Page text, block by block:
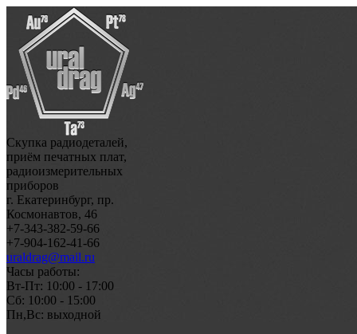
Скупка радиодеталей,
приём печатных плат,
радиоизмерительных
приборов
г. Екатеринбург, пр.
Космонавтов, 46
+7-343-382-59-66
+7-904-162-41-66
uraldrag@mail.ru
Часы работы:
Вт-Пт: 10:00 - 17:00
Сб: 10:00 - 15:00
Пн,Вс: выходной